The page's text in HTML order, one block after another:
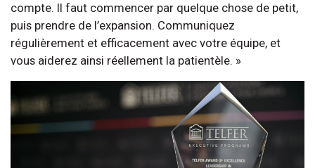
compte. Il faut commencer par quelque chose de petit,
puis prendre de l’expansion. Communiquez
régulièrement et efficacement avec votre équipe, et
vous aiderez ainsi réellement la patientèle. »